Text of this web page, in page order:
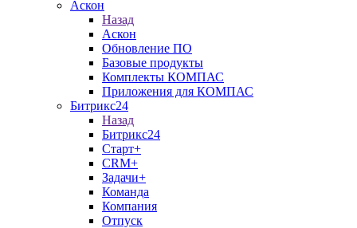
Аскон
Назад
Аскон
Обновление ПО
Базовые продукты
Комплекты КОМПАС
Приложения для КОМПАС
Битрикс24
Назад
Битрикс24
Старт+
CRM+
Задачи+
Команда
Компания
Отпуск